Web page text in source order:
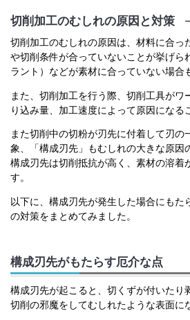
切削加工のむしれの原因と対策
切削加工のむしれの原因は、材料に合っ
や切削条件が合っていないことが挙げら
ラント）などが素材に合っていない場合
また、切削加工を行う際、切削工具がワ
り込み量、加工速度によって原因になる
また切削中の切粉が刃先に付着して刃の
象、「構成刃先」もむしれの大きな原因
構成刃先は切削抵抗が高く、素材の溶着
す。
以下に、構成刃先が発生した場合にもた
の対策をまとめてみました。
構成刃先がもたらす厄介な点
構成刃先が起こると、切くずが付いたり
切削の邪魔をしてむしれたような表面に